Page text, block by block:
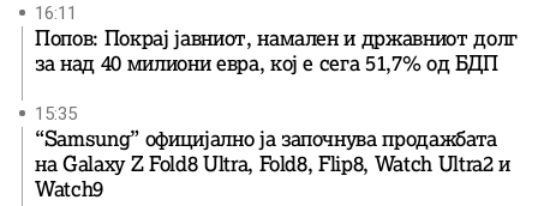
16:11
Попов: Покрај јавниот, намален и државниот долг
за над 40 милиони евра, кој e сега 51,7% од БДП
15:35
“Samsung” официјално ја започнува продажбата
на Galaxy Z Fold8 Ultra, Fold8, Flip8, Watch Ultra2 и
Watch9